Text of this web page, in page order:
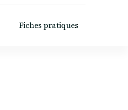
Fiches pratiques